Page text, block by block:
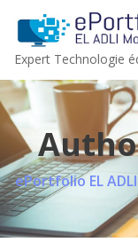
content
Expert Technologie
ePortfolio EL